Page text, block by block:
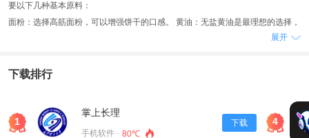
要以下几种基本原料：
面粉：选择高筋面粉，可以增强饼干的口感。 黄油：无盐黄油是最理想的选择，
能够为饼干增添丰富的奶香味。 糖：白砂糖或细砂糖均可，根据个人口味来调节
的香气。 食用颜色粉（可选）：用来制作心糖LOGO的颜色。
箱的预热，这样饼干的口感会更佳哦！
第二步：制作饼干面团
展开
下载排行
1
掌上长理
手机软件 · 80℃
下载 4